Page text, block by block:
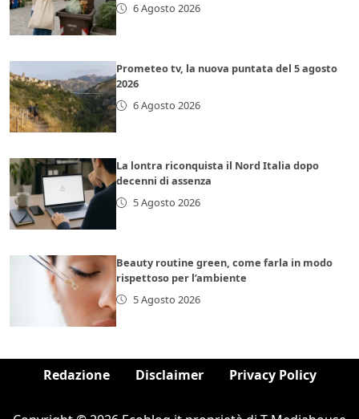
6 Agosto 2026
Prometeo tv, la nuova puntata del 5 agosto
2026
6 Agosto 2026
La lontra riconquista il Nord Italia dopo
decenni di assenza
5 Agosto 2026
Beauty routine green, come farla in modo
rispettoso per l’ambiente
5 Agosto 2026
Redazione Disclaimer Privacy Policy